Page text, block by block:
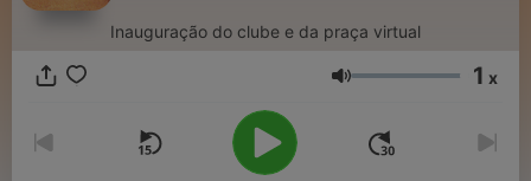
Inauguração do clube e da praça virtual
Volumen 1 x